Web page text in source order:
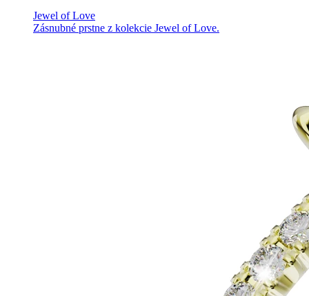
Jewel of Love
Zásnubné prstne z kolekcie Jewel of Love.